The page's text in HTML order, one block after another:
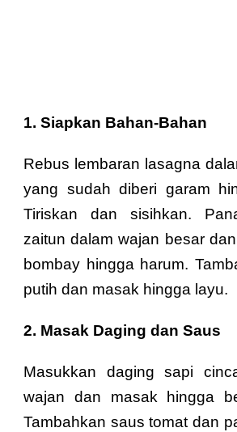
1. Siapkan Bahan-Bahan
Rebus lembaran lasagna
yang sudah diberi garam
Tiriskan dan sisihkan.
zaitun dalam wajan besar
bombay hingga harum.
putih dan masak hingga layu.
2. Masak Daging dan Saus
Masukkan daging sapi
wajan dan masak hingga
Tambahkan saus tomat dan